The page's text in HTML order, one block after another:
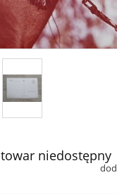
towar niedostępny